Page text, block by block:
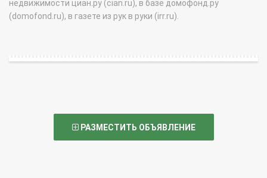
недвижимости циан.ру (cian.ru), в базе домофонд.ру
(domofond.ru), в газете из рук в руки (irr.ru).
РАЗМЕСТИТЬ ОБЪЯВЛЕНИЕ